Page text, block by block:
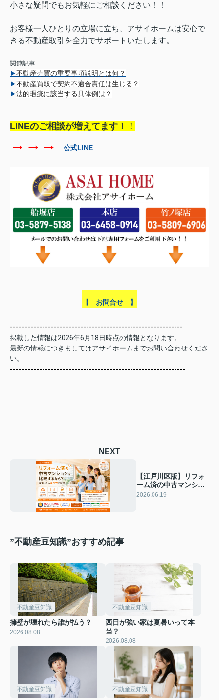
小さな疑問でもお気軽にご相談ください！！
お客様一人ひとりの立場に立ち、アサイホームは安心で
きる不動産取引を全力でサポートいたします。
関連記事
▶不動産売買の重要事項説明とは何？
▶不動産買取で契約不適合責任は生じる？
▶法的瑕疵に該当する具体例は？
LINEのご相談が増えてます！！
→→→ 公式LINE
【 お問合せ 】
-----------------------------------------------------------
掲載した情報は2026年6 月18日時点の情報となります。
最新の情報につきましてはアサイホームまでお問い合わせくださ
い。
------------------------------------------------------------
NEXT
【江戸川区版】リフォ
ーム済の中古マンショ
ンを比較するなら？後
2026.06.19
”不動産豆知識”おすすめ記事
不動産豆知識
擁壁が壊れたら誰が払う？
2026.08.08
不動産豆知識
西日が強い家は夏暑いって本
当？
2026.08.08
不動産豆知識 不動産豆知識